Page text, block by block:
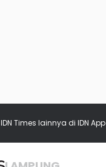
IDN Times lainnya di IDN App